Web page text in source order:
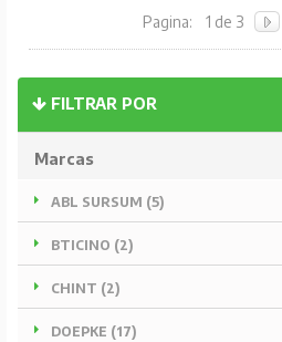
FILTRAR POR
Marcas
ABL SURSUM (5)
BTICINO (2)
CHINT (2)
DOEPKE (17)
Pagina: 1 de 3